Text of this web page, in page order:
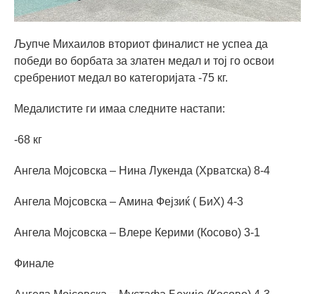
Љупче Михаилов вториот финалист не успеа да
победи во борбата за златен медал и тој го освои
сребрениот медал во категоријата -75 кг.
Медалистите ги имаа следните настапи:
-68 кг
Ангела Мојсовска – Нина Лукенда (Хрватска) 8-4
Ангела Мојсовска – Амина Фејзиќ ( БиХ) 4-3
Ангела Мојсовска – Влере Керими (Косово) 3-1
Финале